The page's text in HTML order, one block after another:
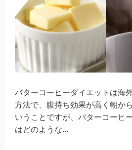
バターコーヒーダイエットは海
方法で、腹持ち効果が高く朝か
いうことですが、バターコーヒ
はどのような...